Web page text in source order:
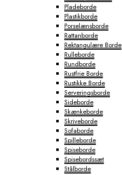
Pladeborde
Plastikborde
Porselænsborde
Rattanborde
Rektangulære Borde
Rulleborde
Rundborde
Rustfrie Borde
Rustikke Borde
Serveringsborde
Sideborde
Skænkeborde
Skriveborde
Sofaborde
Spilleborde
Spiseborde
Spisebordssæt
Stålborde